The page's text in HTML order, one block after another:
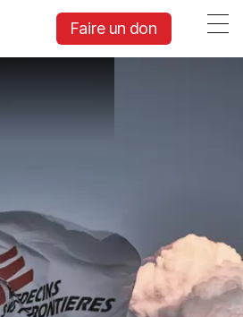
Faire un don